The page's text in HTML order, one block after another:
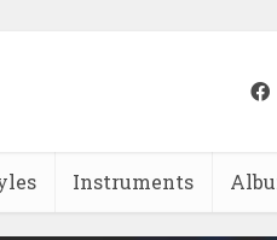
Instruments